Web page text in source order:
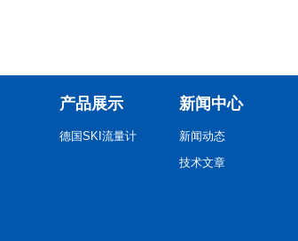
产品展示
德国SKI流量计
新闻中心
新闻动态
技术文章